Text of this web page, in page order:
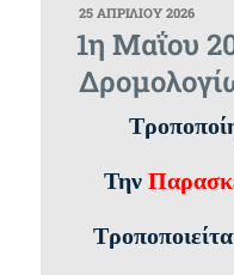
ΔΗΜΟΣΙΕΎΤΗΚΕ
25 ΑΠΡΙΛΊΟΥ 2026
1η Μαΐου
Την